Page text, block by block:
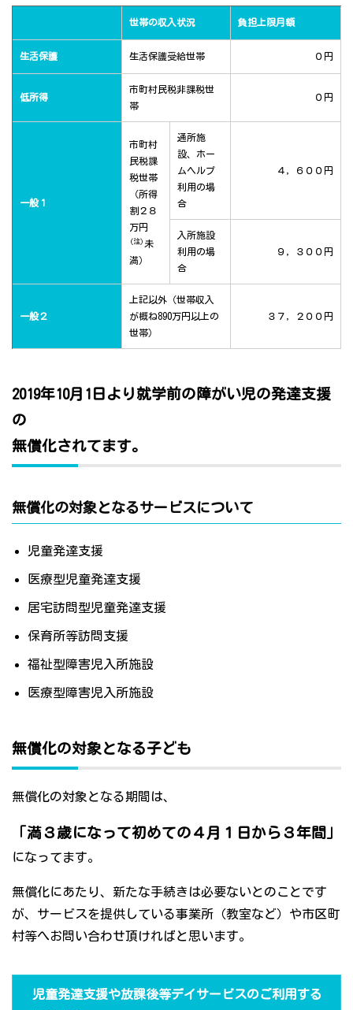
世帯の収入状況 負担上限月額
生活保護 生活保護受給世帯 ０円
低所得
市町村民税非課税世
帯
０円
一般１
市町村
民税課
税世帯
（所得
割２８
万円
(注) 未
満）
通所施
設、ホー
ムヘルプ
利用の場
合
４，６００円
入所施設
利用の場
合
９，３００円
一般２
上記以外（世帯収入
が概ね890万円以上の
世帯）
３７，２００円
2019年10月1日より就学前の障がい児の発達支援
の
無償化されてます。
無償化の対象となるサービスについて
児童発達支援
医療型児童発達支援
居宅訪問型児童発達支援
保育所等訪問支援
福祉型障害児入所施設
医療型障害児入所施設
無償化の対象となる子ども
無償化の対象となる期間は、
「満３歳になって初めての４月１日から３年間」
になってます。
無償化にあたり、新たな手続きは必要ないとのことです
が、サービスを提供している事業所（教室など）や市区町
村等へお問い合わせ頂ければと思います。
児童発達支援や放課後等デイサービスのご利用する